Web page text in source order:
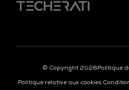
© Copyright 2026Politique
Politique relative aux cookies